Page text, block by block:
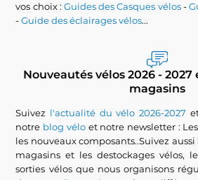
vos choix :Guides des Casques vélos-
-Guide des éclairages vélos...
Nouveautés vélos 2026 -
magasins
Suivez l'actualité du vélo 2026-2027
notre blog véloet notre newsletter :
les nouveaux composants..Suivez aussi
magasins et les destockages vélos,
sorties vélos que nous organisons